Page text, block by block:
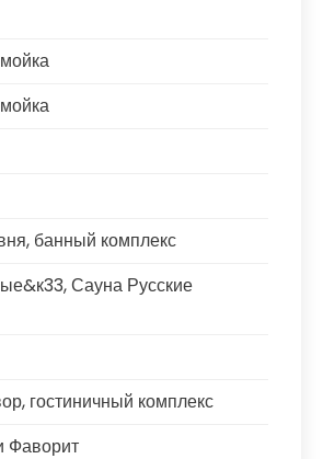
банный комплекс
Сауна Русские
гостиничный комплекс
Фаворит